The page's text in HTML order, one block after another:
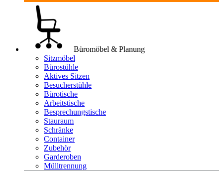
Büromöbel & Planung
Sitzmöbel
Bürostühle
Aktives Sitzen
Besucherstühle
Bürotische
Arbeitstische
Besprechungstische
Stauraum
Schränke
Container
Zubehör
Garderoben
Mülltrennung